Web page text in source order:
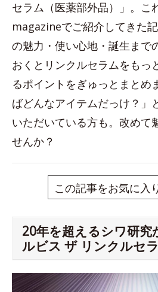
セラム（医薬部外品）」。こ
magazineでご紹介してきた
の魅力・使い心地・誕生まで
おくとリンクルセラムをもっ
るポイントをぎゅっとまとめ
ばどんなアイテムだっけ？」
いただいている方も。改めて
せんか？
この記事をお気に入
20年を超えるシワ研究
ルビス ザ リンクルセ